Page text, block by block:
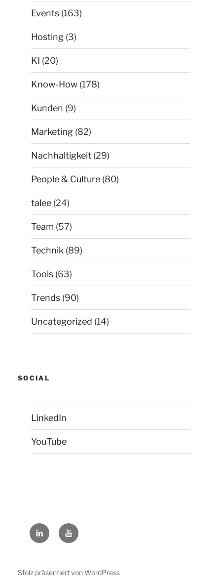
Events (163)
Hosting (3)
KI (20)
Know-How (178)
Kunden (9)
Marketing (82)
Nachhaltigkeit (29)
People & Culture (80)
talee (24)
Team (57)
Technik (89)
Tools (63)
Trends (90)
Uncategorized (14)
SOCIAL
LinkedIn
YouTube
LinkedInYouTube
Stolz präsentiert von WordPress